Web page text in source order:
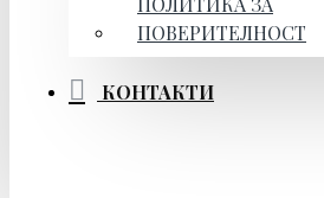
ПОВЕРИТЕЛНОСТ
КОНТАКТИ